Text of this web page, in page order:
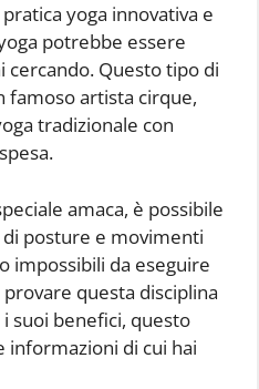
yoga innovativa e
potrebbe essere
cercando. Questo tipo di
famoso artista cirque,
tradizionale con
amaca, è possibile
posture e movimenti
impossibili da eseguire
questa disciplina
suoi benefici, questo
di cui hai